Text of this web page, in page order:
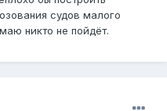
судов малого
никто не пойдёт.